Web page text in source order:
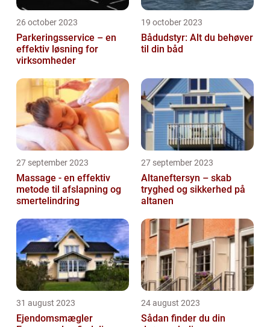
26 october 2023
Parkeringsservice – en
effektiv løsning for
virksomheder
19 october 2023
Bådudstyr: Alt du behøver
til din båd
27 september 2023
Massage - en effektiv
metode til afslapning og
smertelindring
27 september 2023
Altaneftersyn – skab
tryghed og sikkerhed på
altanen
31 august 2023
Ejendomsmægler
24 august 2023
Sådan finder du din